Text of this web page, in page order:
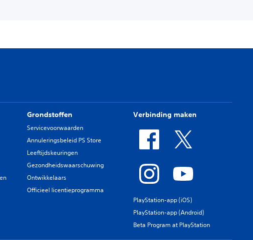
Grondstoffen
Servicevoorwaarden
Annuleringsbeleid PS Store
Leeftijdskeuringen
Gezondheidswaarschuwing
Ontwikkelaars
Officieel licentieprogramma
Verbinding maken
PlayStation-app (iOS)
PlayStation-app (Android)
Beta Program at PlayStation